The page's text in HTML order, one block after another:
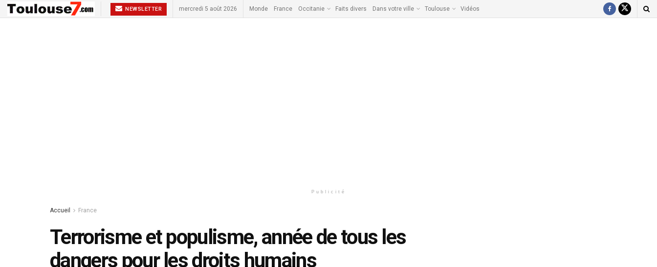
NEWSLETTER mercredi 5 août 2026 Monde France Occitanie Faits divers Dans votre ville Toulouse Vidéos
Publicité
Accueil France
Terrorisme et populisme, année de tous les
dangers pour les droits humains